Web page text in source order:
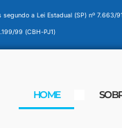
segundo a Lei Estadual (SP) nº 7.663/
99 (CBH-PJ1)
HOME